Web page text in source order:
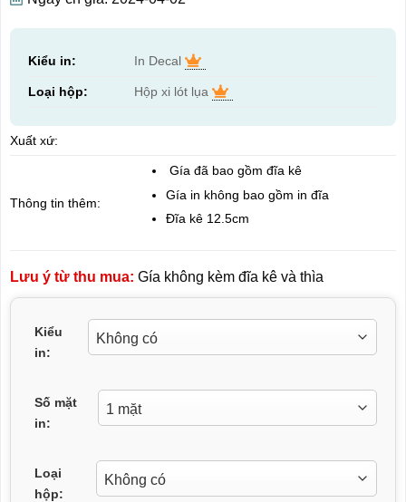
Kiểu in: In Decal
Loại hộp: Hộp xi lót lụa
Xuất xứ:
Thông tin thêm:
Gía đã bao gồm đĩa kê
Gía in không bao gồm in đĩa
Đĩa kê 12.5cm
Lưu ý từ thu mua: Gía không kèm đĩa kê và thìa
Kiểu
in:
Số mặt
in:
Loại
hộp: